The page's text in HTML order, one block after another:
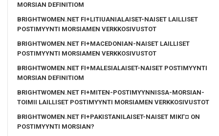
MORSIAN DEFINITIOM
BRIGHTWOMEN.NET FI+LITIUANIALAISET-NAISET LAILLISET
POSTIMYYNTI MORSIAMEN VERKKOSIVUSTOT
BRIGHTWOMEN.NET FI+MACEDONIAN-NAISET LAILLISET
POSTIMYYNTI MORSIAMEN VERKKOSIVUSTOT
BRIGHTWOMEN.NET FI+MALESIALAISET-NAISET POSTIMYYNTI
MORSIAN DEFINITIOM
BRIGHTWOMEN.NET FI+MITEN-POSTIMYYNNISSA-MORSIAN-
TOIMII LAILLISET POSTIMYYNTI MORSIAMEN VERKKOSIVUSTOT
BRIGHTWOMEN.NET FI+PAKISTANILAISET-NAISET MIKГ¤ ON
POSTIMYYNTI MORSIAN?